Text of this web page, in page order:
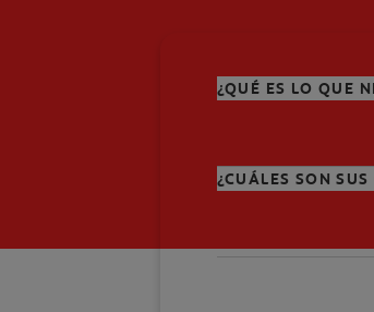
¿QUÉ ES LO QUE
¿CUÁLES SON